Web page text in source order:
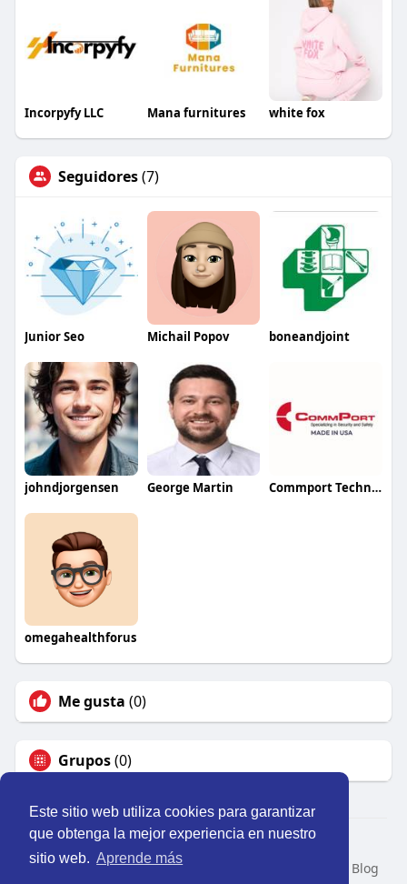
Este sitio web utiliza cookies para garantizar
que obtenga la mejor experiencia en nuestro
sitio web. Aprende más
Incorpyfy LLC Mana furnitures white fox
Seguidores(7)
Junior Seo Michail Popov boneandjoint
johndjorgensen George Martin Commport Technologies
omegahealthforus
Me gusta (0)
Grupos(0)
© 2026 Perú Activo
Inicio
Nosotros Contacto
Blog